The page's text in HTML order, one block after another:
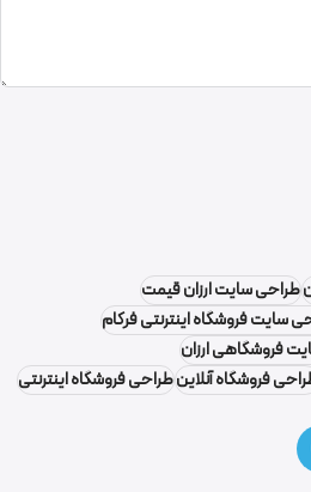
طراحی سایت ارزان قیمت
سایت فروشگاه اینترنتی فرکام
فروشگاهی ارزان
فروشگاه آنلاینطراحی فروشگاه اینترنتی